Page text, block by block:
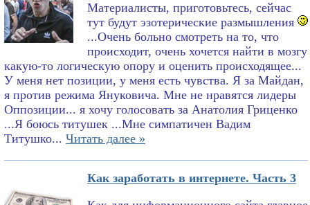
Материалисты, приготовьтесь, сейчас
тут будут эзотерические размышления
...Очень больно смотреть на то, что
происходит, очень хочется найти в мозгу
какую-то логическую опору и оценить происходящее...
У меня нет позиции, у меня есть чувства. Я за Майдан,
я против режима Януковича. Мне не нравятся лидеры
Оппозиции... я хочу голосовать за Анатолия Гриценко
...Я боюсь титушек ...Мне симпатичен Вадим
Титушко... Читать далее »
Как заработать в интернете. Часть 3